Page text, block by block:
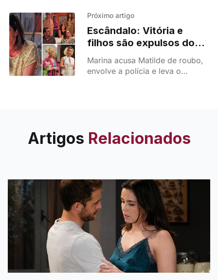
para salvá-la. Um dos episódios
Próximo artigo
Escândalo: Vitória e
filhos são expulsos do
prédio e ficam na rua!
Marina acusa Matilde de roubo,
envolve a polícia e leva o
Artigos Relacionados